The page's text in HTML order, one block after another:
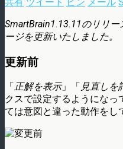
SmartBrain1.13.11のリリ
ージを更新いたしました。
更新前
「 正解を表示」「 見直しを
クスで設定するようになっ
ては意図と違った動作をし